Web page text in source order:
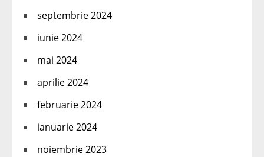
septembrie 2024
iunie 2024
mai 2024
aprilie 2024
februarie 2024
ianuarie 2024
noiembrie 2023